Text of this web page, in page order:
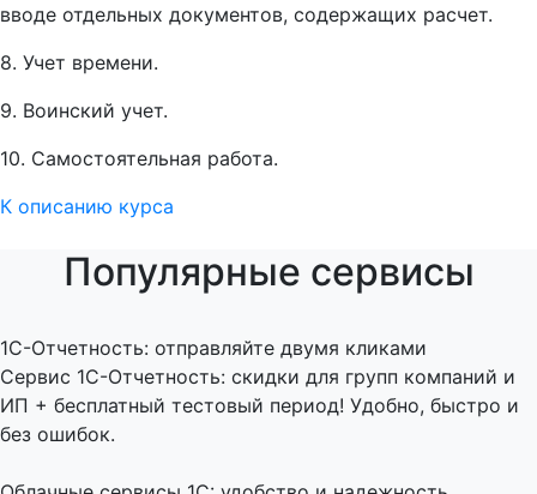
вводе отдельных документов, содержащих расчет.
8. Учет времени.
9. Воинский учет.
10. Самостоятельная работа.
К описанию курса
Популярные сервисы
1C-Отчетность: отправляйте двумя кликами
Сервис 1С-Отчетность: скидки для групп компаний и
ИП + бесплатный тестовый период! Удобно, быстро и
без ошибок.